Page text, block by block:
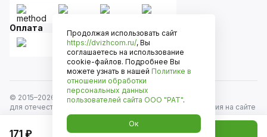
171 ₽ Добавить в корзину
Оплата
© 2015–2026
Движком — сеть магазинов автозапчастей
для отечественных автомобилей и иномарок. Информация на сайте
носит исключительно информационный характер и не является
публичной офертой, определяемой положениями
ст. 437 Гражданского кодекса РФ. Все права защищены.
Продолжая использовать сайт
https://dvizhcom.ru/, Вы
соглашаетесь на использование
cookie-файлов. Подробнее Вы
можете узнать в нашей Политике в
отношении обработки
персональных данных
пользователей сайта ООО "РАТ".
Ок